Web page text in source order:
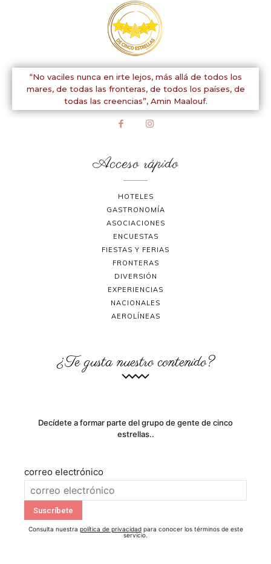
“No vaciles nunca en irte lejos, más allá de todos los
mares, de todas las fronteras, de todos los países, de
todas las creencias”, Amin Maalouf.
Acceso rápido
HOTELES
GASTRONOMÍA
ASOCIACIONES
ENCUESTAS
FIESTAS Y FERIAS
FRONTERAS
DIVERSIÓN
EXPERIENCIAS
NACIONALES
AEROLÍNEAS
¿Te gusta nuestro contenido?
Decídete a formar parte del grupo de gente de cinco
estrellas..
correo electrónico
Consulta nuestra política de privacidadpara conocer los términos de este
servicio.